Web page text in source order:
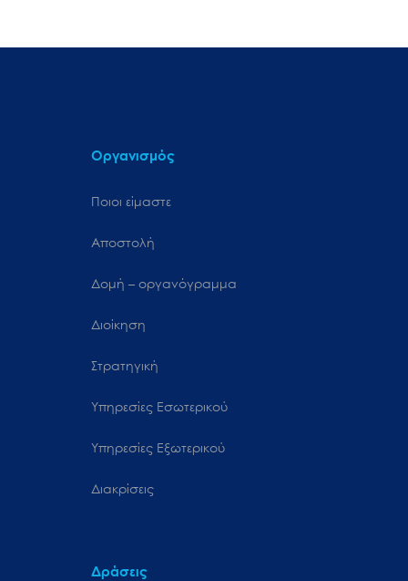
Οργανισμός
Ποιοι είμαστε
Αποστολή
Δομή – οργανόγραμμα
Διοίκηση
Στρατηγική
Υπηρεσίες Εσωτερικού
Υπηρεσίες Εξωτερικού
Διακρίσεις
Δράσεις